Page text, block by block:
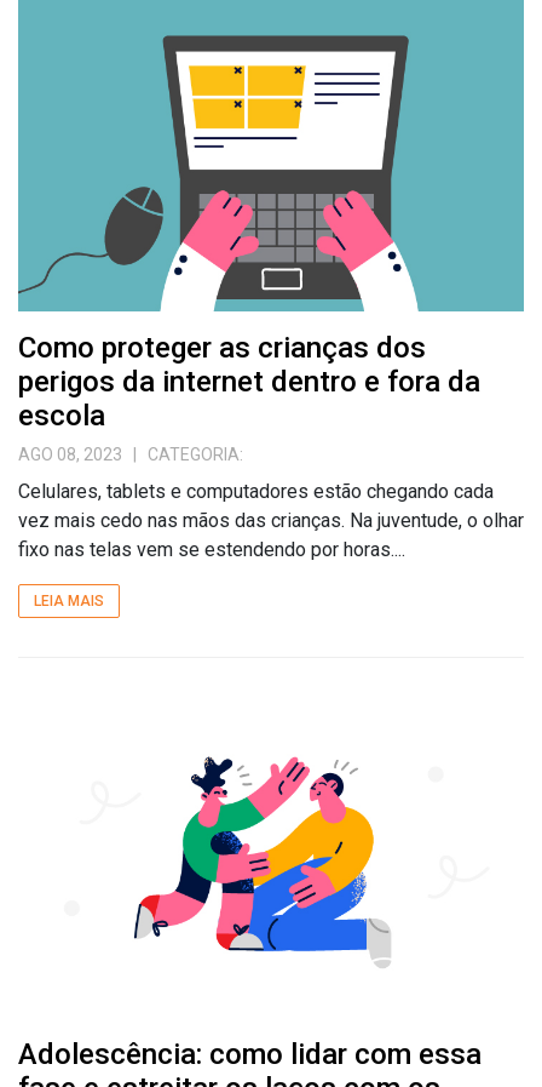
Como proteger as crianças dos
perigos da internet dentro e fora da
escola
AGO 08, 2023 | CATEGORIA:
Celulares, tablets e computadores estão chegando cada
vez mais cedo nas mãos das crianças. Na juventude, o olhar
fixo nas telas vem se estendendo por horas....
LEIA MAIS
Adolescência: como lidar com essa